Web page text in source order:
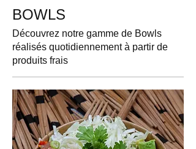
BOWLS
Découvrez notre gamme de Bowls
réalisés quotidiennement à partir de
produits frais